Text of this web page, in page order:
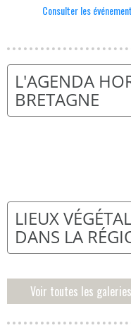
Consulter les
L'AGENDA
BRETAGNE
LIEUX
DANS LA
Voir toutes les galeries